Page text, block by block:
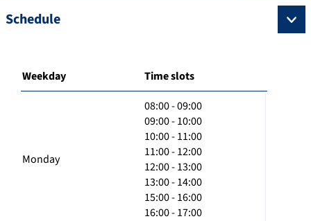
Schedule
Weekday Time slots
Monday
08:00 - 09:00
09:00 - 10:00
10:00 - 11:00
11:00 - 12:00
12:00 - 13:00
13:00 - 14:00
15:00 - 16:00
16:00 - 17:00